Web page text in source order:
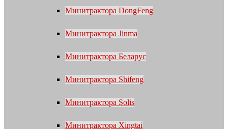
Минитрактора DongFeng
Минитрактора Jinma
Минитрактора Беларус
Минитрактора Shifeng
Минитрактора Solis
Минитрактора Xingtai